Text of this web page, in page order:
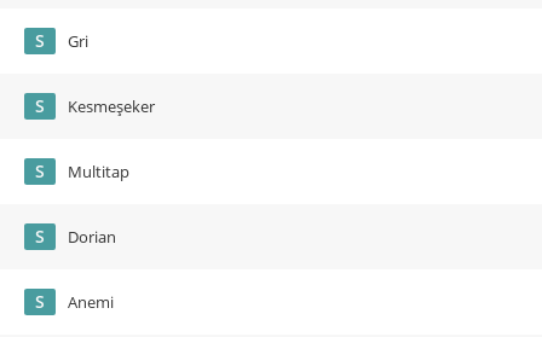
S Gri
S Kesmeşeker
S Multitap
S Dorian
S Anemi